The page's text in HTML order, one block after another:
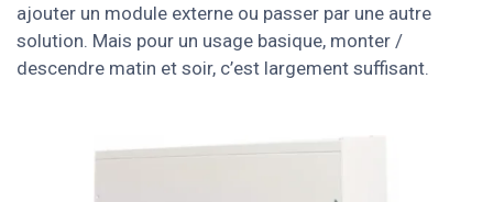
ajouter un module externe ou passer par une autre
solution. Mais pour un usage basique, monter /
descendre matin et soir, c’est largement suffisant.